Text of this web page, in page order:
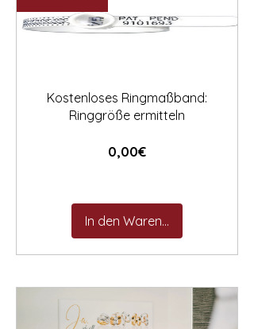
Kostenloses Ringmaßband:
Ringgröße ermitteln
0,00€Preis
In den Warenkorb